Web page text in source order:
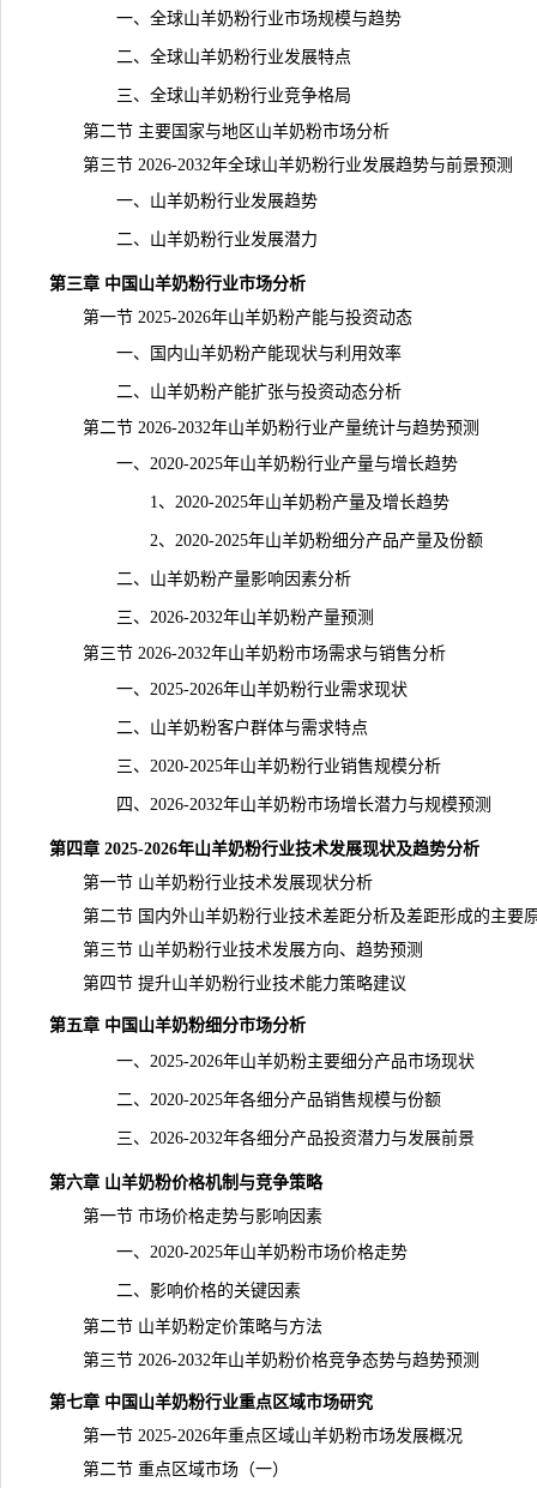
一、全球山羊奶粉行业市场规模与趋势
二、全球山羊奶粉行业发展特点
三、全球山羊奶粉行业竞争格局
第二节 主要国家与地区山羊奶粉市场分析
第三节 2026-2032年全球山羊奶粉行业发展趋势与前景预测
一、山羊奶粉行业发展趋势
二、山羊奶粉行业发展潜力
第三章 中国山羊奶粉行业市场分析
第一节 2025-2026年山羊奶粉产能与投资动态
一、国内山羊奶粉产能现状与利用效率
二、山羊奶粉产能扩张与投资动态分析
第二节 2026-2032年山羊奶粉行业产量统计与趋势预测
一、2020-2025年山羊奶粉行业产量与增长趋势
1、2020-2025年山羊奶粉产量及增长趋势
2、2020-2025年山羊奶粉细分产品产量及份额
二、山羊奶粉产量影响因素分析
三、2026-2032年山羊奶粉产量预测
第三节 2026-2032年山羊奶粉市场需求与销售分析
一、2025-2026年山羊奶粉行业需求现状
二、山羊奶粉客户群体与需求特点
三、2020-2025年山羊奶粉行业销售规模分析
四、2026-2032年山羊奶粉市场增长潜力与规模预测
第四章 2025-2026年山羊奶粉行业技术发展现状及趋势分析
第一节 山羊奶粉行业技术发展现状分析
第二节 国内外山羊奶粉行业技术差距分析及差距形成的主要
第三节 山羊奶粉行业技术发展方向、趋势预测
第四节 提升山羊奶粉行业技术能力策略建议
第五章 中国山羊奶粉细分市场分析
一、2025-2026年山羊奶粉主要细分产品市场现状
二、2020-2025年各细分产品销售规模与份额
三、2026-2032年各细分产品投资潜力与发展前景
第六章 山羊奶粉价格机制与竞争策略
第一节 市场价格走势与影响因素
一、2020-2025年山羊奶粉市场价格走势
二、影响价格的关键因素
第二节 山羊奶粉定价策略与方法
第三节 2026-2032年山羊奶粉价格竞争态势与趋势预测
第七章 中国山羊奶粉行业重点区域市场研究
第一节 2025-2026年重点区域山羊奶粉市场发展概况
第二节 重点区域市场（一）